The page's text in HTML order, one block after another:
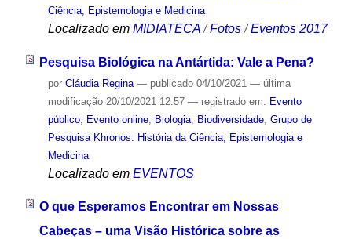
Ciência, Epistemologia e Medicina
Localizado em MIDIATECA /Fotos /Eventos 2017
Pesquisa Biológica na Antártida: Vale a Pena?
por Cláudia Regina — publicado04/10/2021 — última
modificação20/10/2021 12:57 — registrado em: Evento
público, Evento online, Biologia, Biodiversidade, Grupo de
Pesquisa Khronos: História da Ciência, Epistemologia e
Medicina
Localizado em EVENTOS
O que Esperamos Encontrar em Nossas
Cabeças – uma Visão Histórica sobre as